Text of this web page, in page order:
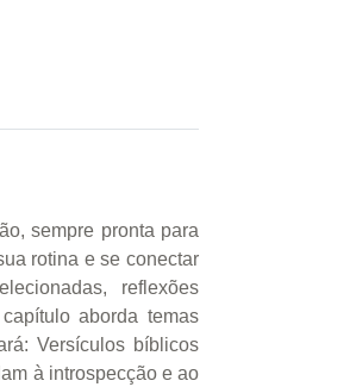
sempre pronta para
rotina e se conectar
reflexões
aborda temas
Versículos bíblicos
à introspecção e ao